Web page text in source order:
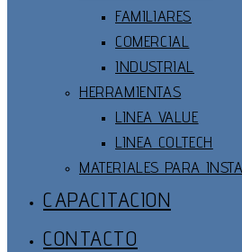
FAMILIARES
COMERCIAL
INDUSTRIAL
HERRAMIENTAS
LINEA VALUE
LINEA COLTECH
MATERIALES PARA
CAPACITACION
CONTACTO